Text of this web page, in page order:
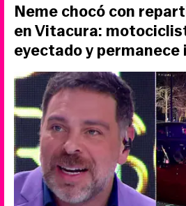
Neme chocó con
en Vitacura:
eyectado y